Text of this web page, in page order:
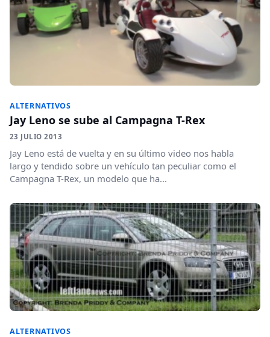
ALTERNATIVOS
Jay Leno se sube al Campagna T-Rex
23 JULIO 2013
Jay Leno está de vuelta y en su último video nos habla
largo y tendido sobre un vehículo tan peculiar como el
Campagna T-Rex, un modelo que ha...
ALTERNATIVOS